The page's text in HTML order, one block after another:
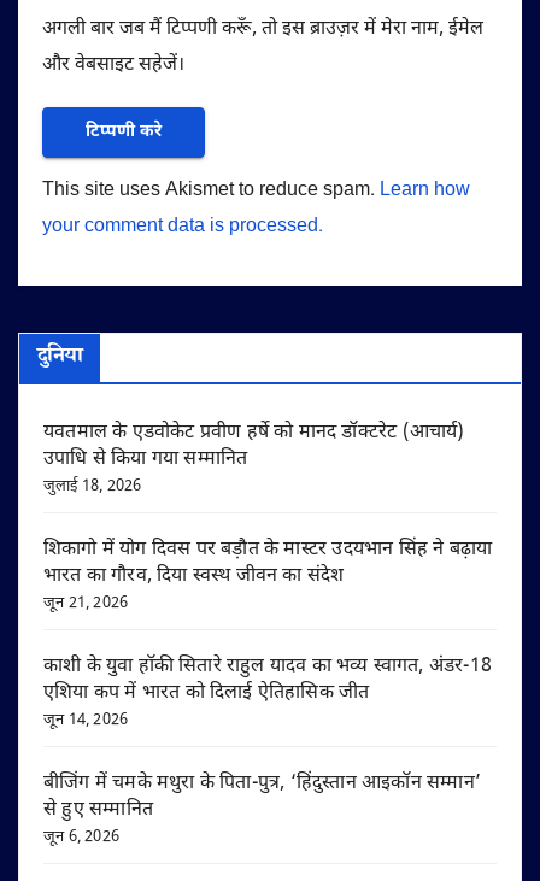
अगली बार जब मैं टिप्पणी करूँ, तो इस ब्राउज़र में मेरा नाम, ईमेल
और वेबसाइट सहेजें।
This site uses Akismet to reduce spam. Learn how
your comment data is processed.
दुनिया
यवतमाल के एडवोकेट प्रवीण हर्षे को मानद डॉक्टरेट (आचार्य)
उपाधि से किया गया सम्मानित
जुलाई 18, 2026
शिकागो में योग दिवस पर बड़ौत के मास्टर उदयभान सिंह ने बढ़ाया
भारत का गौरव, दिया स्वस्थ जीवन का संदेश
जून 21, 2026
काशी के युवा हॉकी सितारे राहुल यादव का भव्य स्वागत, अंडर-18
एशिया कप में भारत को दिलाई ऐतिहासिक जीत
जून 14, 2026
बीजिंग में चमके मथुरा के पिता-पुत्र, ‘हिंदुस्तान आइकॉन सम्मान’
से हुए सम्मानित
जून 6, 2026